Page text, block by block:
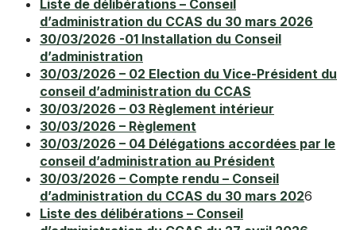
Liste de délibérations – Conseil
d’administration du CCAS du 30 mars 2026
30/03/2026 -01 Installation du Conseil
d’administration
30/03/2026 – 02 Election du Vice-Président du
conseil d’administration du CCAS
30/03/2026 – 03 Règlement intérieur
30/03/2026 – Règlement
30/03/2026 – 04 Délégations accordées par le
conseil d’administration au Président
30/03/2026 – Compte rendu – Conseil
d’administration du CCAS du 30 mars 2026
Liste des délibérations – Conseil